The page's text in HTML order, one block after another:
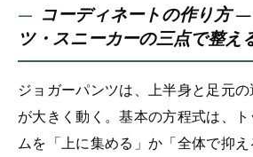
コーディネートの作り方
ツ・スニーカーの三点で整え
ジョガーパンツは、上半身と足元
が大きく動く。基本の方程式は、
ムを「上に集める」か「全体で抑